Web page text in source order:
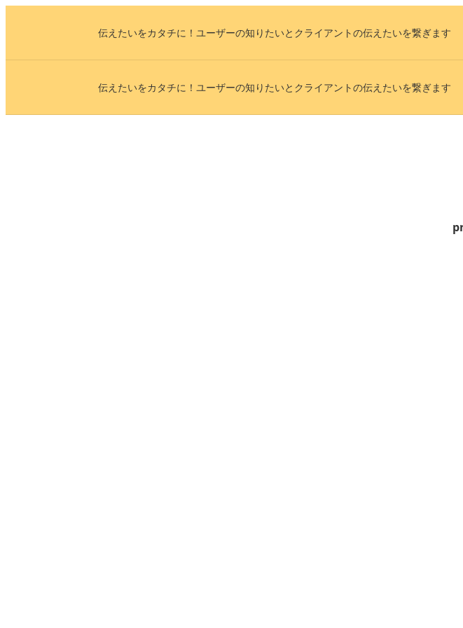
ッ
伝えたいをカタチに！ユーザーの知りたいとクライアントの伝えたいを繋ぎます
伝えたいをカタチに！ユーザーの知りたいとクライアントの伝えたいを繋ぎます